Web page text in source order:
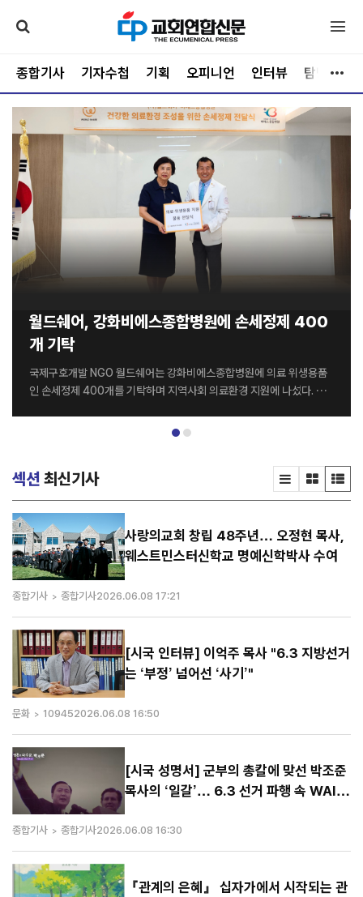
종합기사 기자수첩 기획 오피니언 인터뷰 탐방
월드쉐어, 강화비에스종합병원에 손세정제 400
개 기탁
국제구호개발 NGO 월드쉐어는 강화비에스종합병원에 의료 위생용품
인 손세정제 400개를 기탁하며 지역사회 의료환경 지원에 나섰다. 전
쉐어 최순자 이사장과 강화비에스종합병원 김종영 병원장을 비롯한 양
이번 나눔을 계기로 지역사회를 위한 다양한 사회공헌 활동을 지속적으
로 이어갈 계획이다. 강화비에스종합병원 김종영 병원장은 “병원을 이
용하는 환자와 의료진 모두에게 큰 도움을 주신 월드쉐어에 감사드린다.
특히 감염병 예방의 중요성이 더욱 커진 요즘, 이번 기탁이 병원 위생 관
리에 실질적인 도움이 될 것으로 기대한다”고 말했다. 한편 월드쉐어는
전 세계 20여 개국에서 그룹홈, 해외아동결연, 교...
섹션 최신기사
사랑의교회 창립 48주년… 오정현 목사,
웨스트민스터신학교 명예신학박사 수여
종합기사 종합기사2026.06.08 17:21
[시국 인터뷰] 이억주 목사 "6.3 지방선거
는 ‘부정’ 넘어선 ‘사기’"
문화 109452026.06.08 16:50
[시국 성명서] 군부의 총칼에 맞선 박조준
목사의 ‘일갈’… 6.3 선거 파행 속 WAIC
종합기사 종합기사2026.06.08 16:30
『관계의 은혜』 십자가에서 시작되는 관